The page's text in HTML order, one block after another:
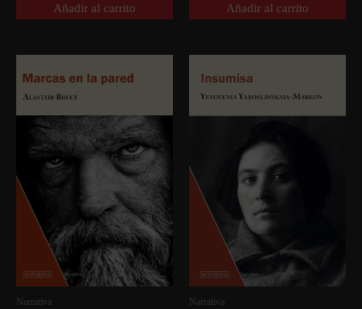
Añadir al carrito Añadir al carrito
Narrativa Narrativa